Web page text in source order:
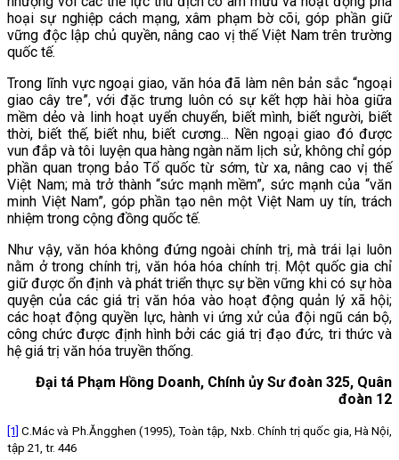
hoại sự nghiệp cách mạng, xâm phạm bờ cõi, góp phần giữ
vững độc lập chủ quyền, nâng cao vị thế Việt Nam trên trường
quốc tế.
Trong lĩnh vực ngoại giao, văn hóa đã làm nên bản sắc “ngoại
giao cây tre”, với đặc trưng luôn có sự kết hợp hài hòa giữa
mềm dẻo và linh hoạt uyển chuyển, biết mình, biết người, biết
thời, biết thế, biết nhu, biết cương... Nền ngoại giao đó được
vun đắp và tôi luyện qua hàng ngàn năm lịch sử, không chỉ góp
phần quan trọng bảo Tổ quốc từ sớm, từ xa, nâng cao vị thế
Việt Nam; mà trở thành “sức mạnh mềm”, sức mạnh của “văn
minh Việt Nam”, góp phần tạo nên một Việt Nam uy tín, trách
nhiệm trong cộng đồng quốc tế.
Như vậy, văn hóa không đứng ngoài chính trị, mà trái lại luôn
nằm ở trong chính trị, văn hóa hóa chính trị. Một quốc gia chỉ
giữ được ổn định và phát triển thực sự bền vững khi có sự hòa
quyện của các giá trị văn hóa vào hoạt động quản lý xã hội;
các hoạt động quyền lực, hành vi ứng xử của đội ngũ cán bộ,
công chức được định hình bởi các giá trị đạo đức, tri thức và
hệ giá trị văn hóa truyền thống.
Đại tá Phạm Hồng Doanh, Chính ủy Sư đoàn 325, Quân
đoàn 12
[1] C.Mác và Ph.Ăngghen (1995), Toàn tập, Nxb. Chính trị quốc gia, Hà Nội,
tập 21, tr. 446